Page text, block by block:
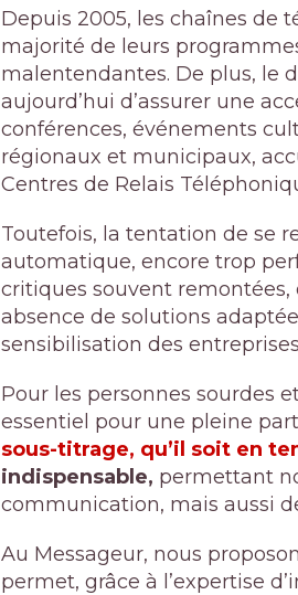
Depuis 2005, les chaînes de
majorité de leurs
malentendantes. De plus, le
aujourd’hui d’assurer une
conférences, événements
régionaux et municipaux,
Centres de Relais
Toutefois, la tentation de se
automatique, encore trop
critiques souvent
absence de solutions
sensibilisation des
Pour les personnes sourdes
essentiel pour une pleine
sous-titrage, qu’il soit en
indispensable, permettant
communication, mais aussi
Au Messageur, nous
permet, grâce à l’expertise